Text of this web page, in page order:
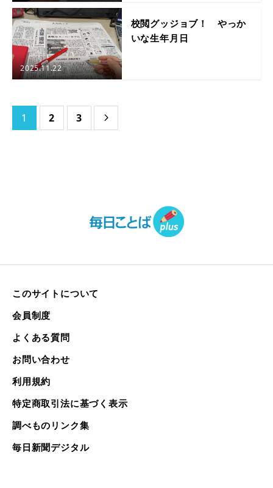
2025.11.22
校閲グッジョブ！ やっか
いな生年月日
1 2 3 
このサイトについて
会員制度
よくある質問
お問い合わせ
利用規約
特定商取引法に基づく表示
調べものリンク集
毎日新聞デジタル